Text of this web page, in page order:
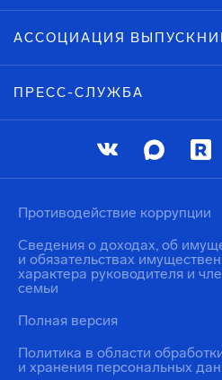
АССОЦИАЦИЯ
ПРЕСС-СЛУЖБА
Политика в области
и хранения персональных
Противодействие коррупции
Сведения о доходах, об
и обязательствах
характера руководителя и
семьи
Полная версия